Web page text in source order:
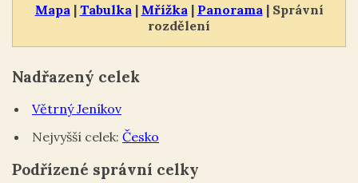
Mapa | Tabulka | Mřížka | Panorama | Správní
rozdělení
Nadřazený celek
Větrný Jeníkov
Nejvyšší celek: Česko
Podřízené správní celky